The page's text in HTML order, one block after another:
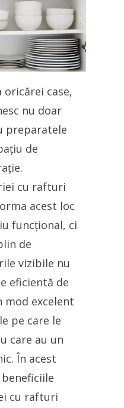
case,
nu doar
preparatele
de
cu rafturi
acest loc
funcțional, ci
de
vizibile nu
eficientă de
mod excelent
pe care le
care au un
În acest
cu rafturi